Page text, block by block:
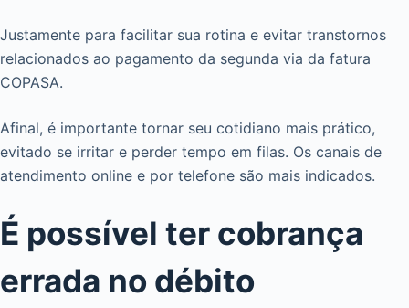
Justamente para facilitar sua rotina e evitar transtornos
relacionados ao pagamento da segunda via da fatura
COPASA.
Afinal, é importante tornar seu cotidiano mais prático,
evitado se irritar e perder tempo em filas. Os canais de
atendimento online e por telefone são mais indicados.
É possível ter cobrança
errada no débito